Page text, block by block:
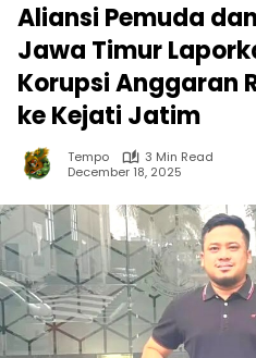
Aliansi Pemuda
Jawa Timur
Korupsi Anggaran
ke Kejati Jatim
Tempo
3 Min Read
December 18, 2025